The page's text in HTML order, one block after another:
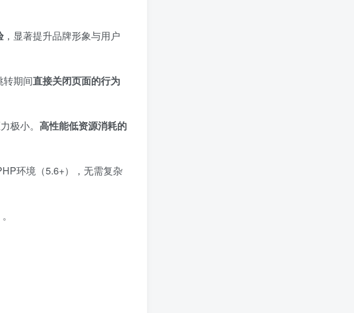
，显著提升品牌形象与用户
转期间直接关闭页面的行为
极小。​ 高性能低资源消耗的
环境（5.6+），无需复杂